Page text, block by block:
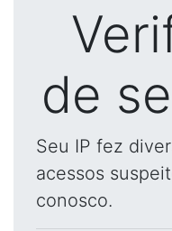
de
Seu IP fez
acessos
conosco.